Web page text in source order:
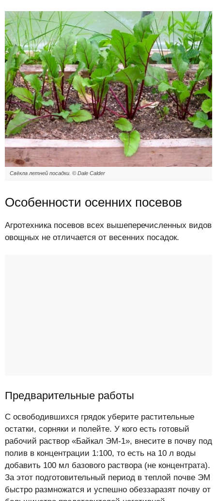
Свёкла летней посадки. © Dale Calder
Особенности осенних посевов
Агротехника посевов всех вышеперечисленных видов
овощных не отличается от весенних посадок.
Предварительные работы
С освободившихся грядок уберите растительные
остатки, сорняки и полейте. У кого есть готовый
рабочий раствор «Байкал ЭМ-1», внесите в почву под
полив в концентрации 1:100, то есть на 10 л воды
добавить 100 мл базового раствора (не концентрата).
За этот подготовительный период в теплой почве ЭМ
быстро размножатся и успешно обеззаразят почву от